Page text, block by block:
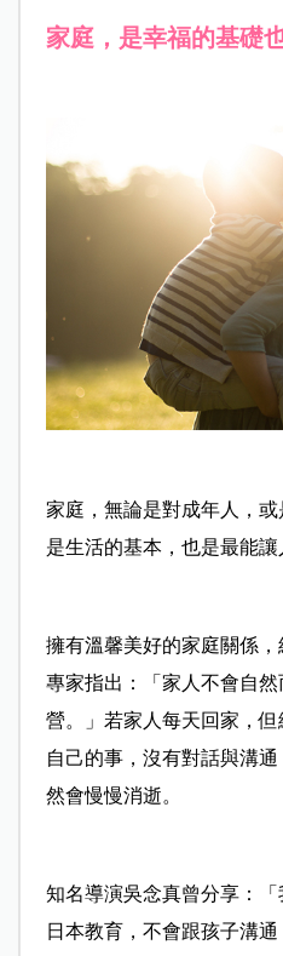
家庭，是幸福的基礎
家庭，無論是對成年人，
是生活的基本，也是最能讓
擁有溫馨美好的家庭關係
專家指出：「家人不會自
營。」若家人每天回家，
自己的事，沒有對話與溝
然會慢慢消逝。
知名導演吳念真曾分享：
日本教育，不會跟孩子溝